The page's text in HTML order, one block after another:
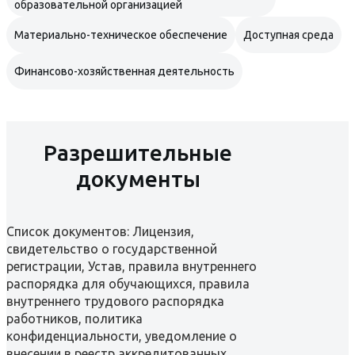
образовательной организацией
Материально-техническое обеспечение Доступная среда
Финансово-хозяйственная деятельность
Разрешительные
документы
Список документов: Лицензия,
свидетельство о государственной
регистрации, Устав, правила внутреннего
распорядка для обучающихся, правила
внутреннего трудового распорядка
работников, политика
конфиденциальности, уведомление о